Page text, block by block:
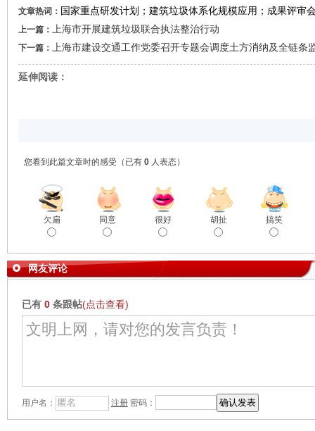
文章热词： 国家重点研发计划；建筑垃圾体系化规模应用；成果评审
上一篇： 上海市开展建筑垃圾联合执法整治行动
下一篇： 上海市建设交通工作党委召开专题会调度土方消纳及全链条
延伸阅读：
您看到此篇文章时的感受 （已有 0 人表态）
欠扁 同意 很好 胡扯 搞笑
网友评论
已有 0 条跟帖(点击查看)
用户名： 注册 密码：